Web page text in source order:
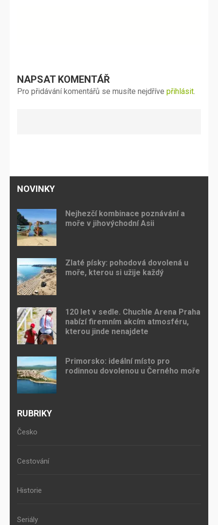
NAPSAT KOMENTÁŘ
Pro přidávání komentářů se musíte nejdříve přihlásit
NOVINKY
Nejhezčí kombinace poznávání a
moře v jihovýchodní Asii
Zlaté písky: pohodová dovolená u
moře, kterou si užije každý
120 let v sedle. Chuchle Arena Praha
nabízí firemním akcím atmosféru,
kterou jinde nenajdete
Primorsko: ideální místo pro
rodinnou dovolenou u Černého moře
RUBRIKY
Česko
Cestování
Historie
Seriály